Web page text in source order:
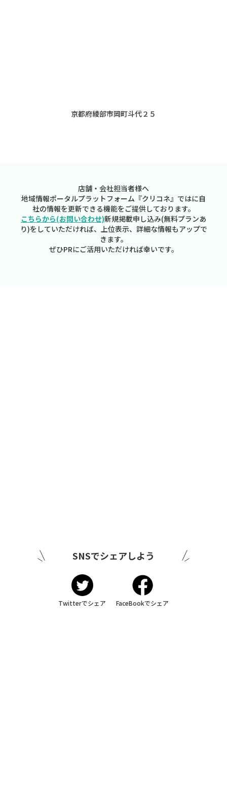
京都府綾部市岡町斗代２５
店舗・会社担当者様へ
地域情報ポータルプラットフォーム『クリコネ』ではに自
社の情報を更新できる機能をご提供しております。
こちらから(お問い合わせ)新規掲載申し込み(無料プランあ
り)をしていただければ、上位表示、詳細な情報もアップで
きます。
ぜひPRにご活用いただければ幸いです。
SNSでシェアしよう
Twitterでシェア FaceBookでシェア